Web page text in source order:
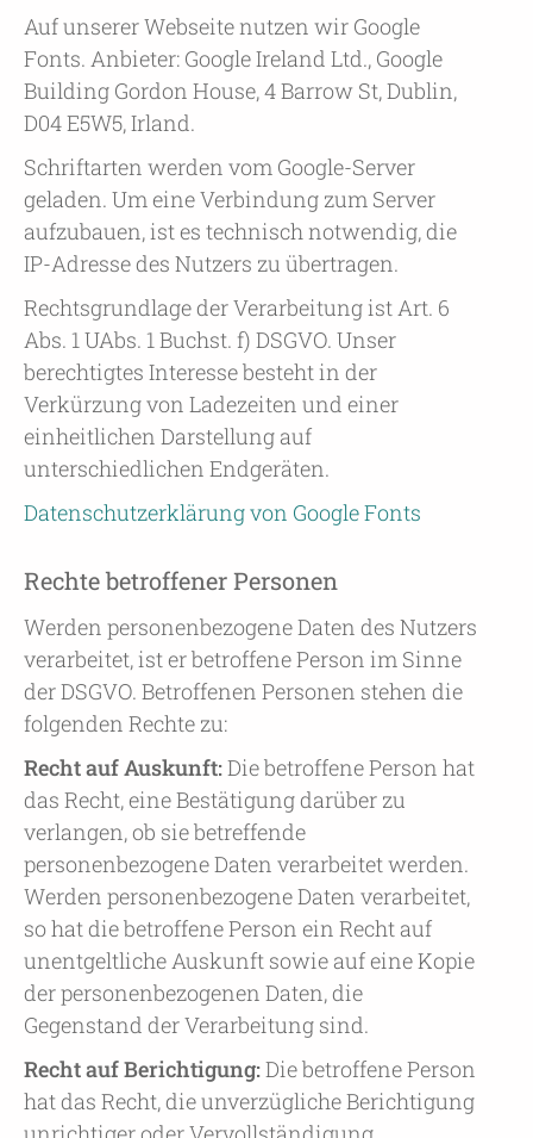
Auf unserer Webseite nutzen wir Google
Fonts. Anbieter: Google Ireland Ltd., Google
Building Gordon House, 4 Barrow St, Dublin,
D04 E5W5, Irland.
Schriftarten werden vom Google-Server
geladen. Um eine Verbindung zum Server
aufzubauen, ist es technisch notwendig, die
IP-Adresse des Nutzers zu übertragen.
Rechtsgrundlage der Verarbeitung ist Art. 6
Abs. 1 UAbs. 1 Buchst. f) DSGVO. Unser
berechtigtes Interesse besteht in der
Verkürzung von Ladezeiten und einer
einheitlichen Darstellung auf
unterschiedlichen Endgeräten.
Datenschutzerklärung von Google Fonts
Rechte betroffener Personen
Werden personenbezogene Daten des Nutzers
verarbeitet, ist er betroffene Person im Sinne
der DSGVO. Betroffenen Personen stehen die
folgenden Rechte zu:
Recht auf Auskunft:Die betroffene Person hat
das Recht, eine Bestätigung darüber zu
verlangen, ob sie betreffende
personenbezogene Daten verarbeitet werden.
Werden personenbezogene Daten verarbeitet,
so hat die betroffene Person ein Recht auf
unentgeltliche Auskunft sowie auf eine Kopie
der personenbezogenen Daten, die
Gegenstand der Verarbeitung sind.
Recht auf Berichtigung:Die betroffene Person
hat das Recht, die unverzügliche Berichtigung